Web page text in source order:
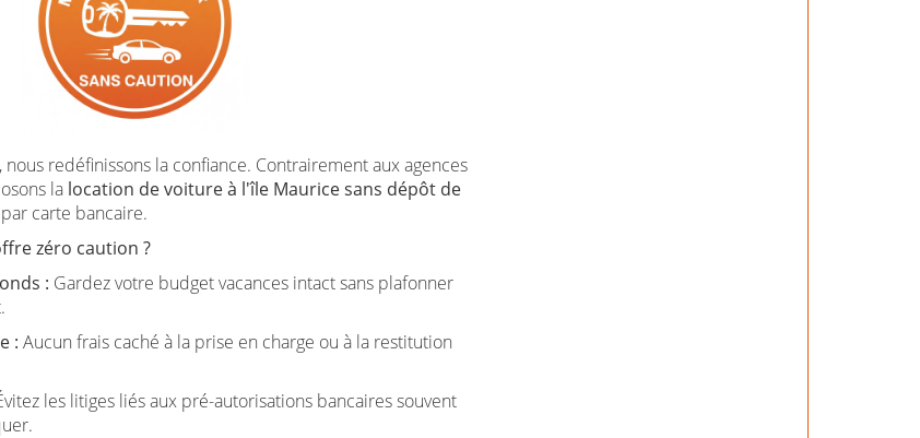
nous redéfinissons la confiance. Contrairement aux agences
la location de voiture à l'île Maurice sans dépôt de
par carte bancaire.
zéro caution ?
: Gardez votre budget vacances intact sans plafonner
: Aucun frais caché à la prise en charge ou à la restitution
les litiges liés aux pré-autorisations bancaires souvent